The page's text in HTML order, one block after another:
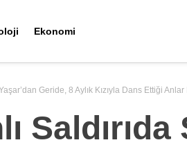
Ekonomi
Geride, 8 Aylık Kızıyla Dans Ettiği Anlar
Saldırıda